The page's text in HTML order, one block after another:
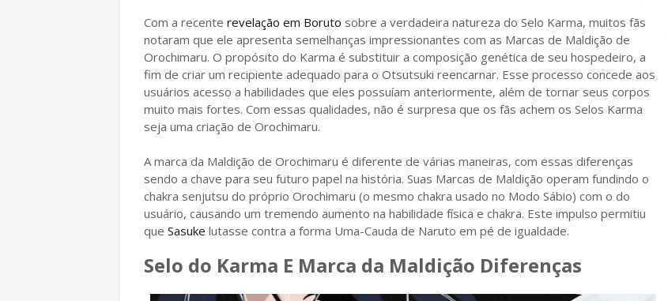
Com a recente revelação em Boruto sobre a verdadeira natureza do Selo Karma, muitos fãs
notaram que ele apresenta semelhanças impressionantes com as Marcas de Maldição de
Orochimaru. O propósito do Karma é substituir a composição genética de seu hospedeiro, a
fim de criar um recipiente adequado para o Otsutsuki reencarnar. Esse processo concede aos
usuários acesso a habilidades que eles possuíam anteriormente, além de tornar seus corpos
muito mais fortes. Com essas qualidades, não é surpresa que os fãs achem os Selos Karma
seja uma criação de Orochimaru.
A marca da Maldição de Orochimaru é diferente de várias maneiras, com essas diferenças
sendo a chave para seu futuro papel na história. Suas Marcas de Maldição operam fundindo o
chakra senjutsu do próprio Orochimaru (o mesmo chakra usado no Modo Sábio) com o do
usuário, causando um tremendo aumento na habilidade física e chakra. Este impulso permitiu
que Sasuke lutasse contra a forma Uma-Cauda de Naruto em pé de igualdade.
Selo do Karma E Marca da Maldição Diferenças